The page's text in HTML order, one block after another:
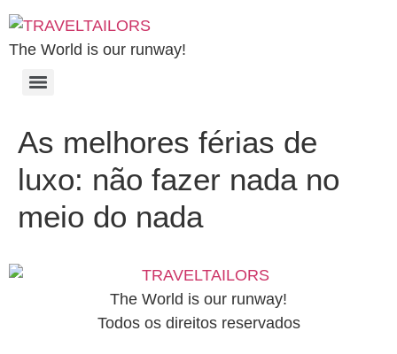
The World is our runway!
As melhores férias de
luxo: não fazer nada no
meio do nada
The World is our runway!
Todos os direitos reservados